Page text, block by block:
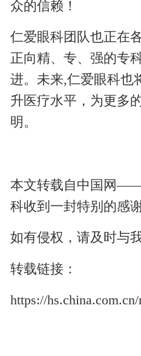
众的信赖！
仁爱眼科团队也正在
正向精、专、强的专
进。未来,仁爱眼科也
升医疗水平，为更多
明。
本文转载自中国网
科收到一封特别的感谢
如有侵权，请及时与
转载链接：
https://